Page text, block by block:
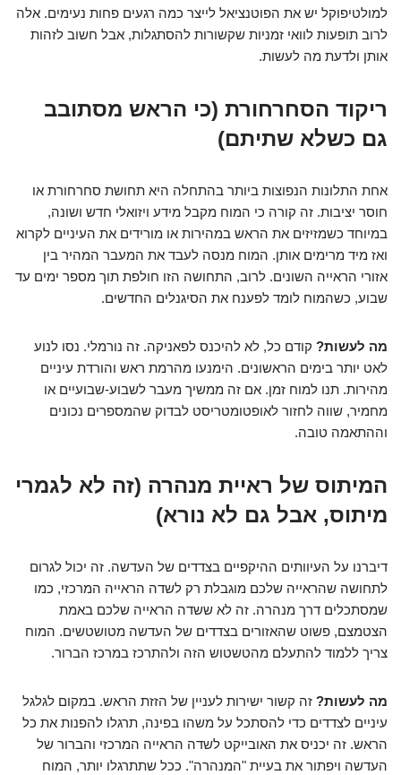
למולטיפוקל יש את הפוטנציאל לייצר כמה רגעים פחות נעימים. אלה
לרוב תופעות לוואי זמניות שקשורות להסתגלות, אבל חשוב לזהות
אותן ולדעת מה לעשות.
ריקוד הסחרחורת (כי הראש מסתובב
גם כשלא שתיתם)
אחת התלונות הנפוצות ביותר בהתחלה היא תחושת סחרחורת או
חוסר יציבות. זה קורה כי המוח מקבל מידע ויזואלי חדש ושונה,
במיוחד כשמזיזים את הראש במהירות או מורידים את העיניים לקרוא
ואז מיד מרימים אותן. המוח מנסה לעבד את המעבר המהיר בין
אזורי הראייה השונים. לרוב, התחושה הזו חולפת תוך מספר ימים עד
שבוע, כשהמוח לומד לפענח את הסיגנלים החדשים.
מה לעשות? קודם כל, לא להיכנס לפאניקה. זה נורמלי. נסו לנוע
לאט יותר בימים הראשונים. הימנעו מהרמת ראש והורדת עיניים
מהירות. תנו למוח זמן. אם זה ממשיך מעבר לשבוע-שבועיים או
מחמיר, שווה לחזור לאופטומטריסט לבדוק שהמספרים נכונים
וההתאמה טובה.
המיתוס של ראיית מנהרה (זה לא לגמרי
מיתוס, אבל גם לא נורא)
דיברנו על העיוותים ההיקפיים בצדדים של העדשה. זה יכול לגרום
לתחושה שהראייה שלכם מוגבלת רק לשדה הראייה המרכזי, כמו
שמסתכלים דרך מנהרה. זה לא ששדה הראייה שלכם באמת
הצטמצם, פשוט שהאזורים בצדדים של העדשה מטושטשים. המוח
צריך ללמוד להתעלם מהטשטוש הזה ולהתרכז במרכז הברור.
מה לעשות? זה קשור ישירות לעניין של הזזת הראש. במקום לגלגל
עיניים לצדדים כדי להסתכל על משהו בפינה, תרגלו להפנות את כל
הראש. זה יכניס את האובייקט לשדה הראייה המרכזי והברור של
העדשה ויפתור את בעיית "המנהרה". ככל שתתרגלו יותר, המוח